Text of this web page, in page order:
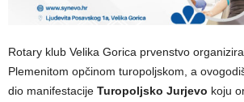
Rotary klub Velika Gorica prvenstvo
Plemenitom opčinom turopoljskom, a
dio manifestacije Turopoljsko Jurjevo koju